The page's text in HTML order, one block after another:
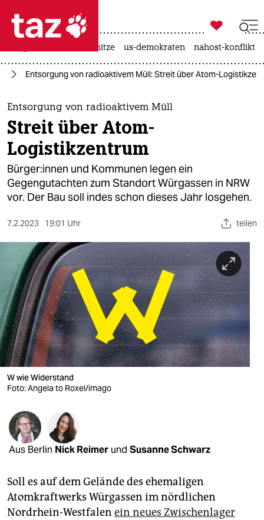
 taz zahl ich
taz zahl ich
themen
politik
öko
gesellschaft
sport
berlin
nord
wahrheit
verlag
verlag
veranstaltungen
shop
fragen & hilfe
abo
genossenschaft

taz zahl ich
hitze us-demokraten nahost-konflikt
Entsorgung von radioaktivem Müll: Streit über Atom-
Entsorgung von radioaktivem Müll
Streit über Atom-
Logistikzentrum
Bür­ge­r:in­nen und Kommunen legen ein
Gegengutachten zum Standort Würgassen in NRW
vor. Der Bau soll indes schon dieses Jahr losgehen.
7.2.2023 19:01 Uhr teilen
W wie Widerstand
Foto: Angela to Roxel/imago
Aus Berlin Nick Reimer und Susanne Schwarz
Soll es auf dem Gelände des ehemaligen
Atomkraftwerks Würgassen im nördlichen
Nordrhein-Westfalen ein neues Zwischenlager